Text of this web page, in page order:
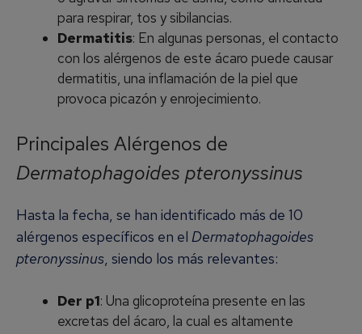
para respirar, tos y sibilancias.
Dermatitis: En algunas personas, el contacto
con los alérgenos de este ácaro puede causar
dermatitis, una inflamación de la piel que
provoca picazón y enrojecimiento.
Principales Alérgenos de
Dermatophagoides pteronyssinus
Hasta la fecha, se han identificado más de 10
alérgenos específicos en el Dermatophagoides
pteronyssinus, siendo los más relevantes:
Der p1: Una glicoproteína presente en las
excretas del ácaro, la cual es altamente